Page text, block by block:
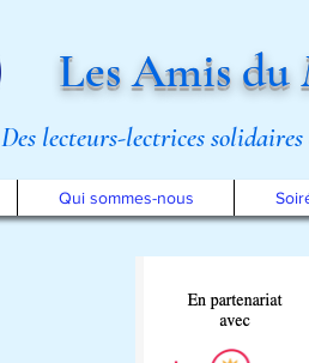
Les Amis du
Des lecteurs-lectrices
Qui sommes-nous